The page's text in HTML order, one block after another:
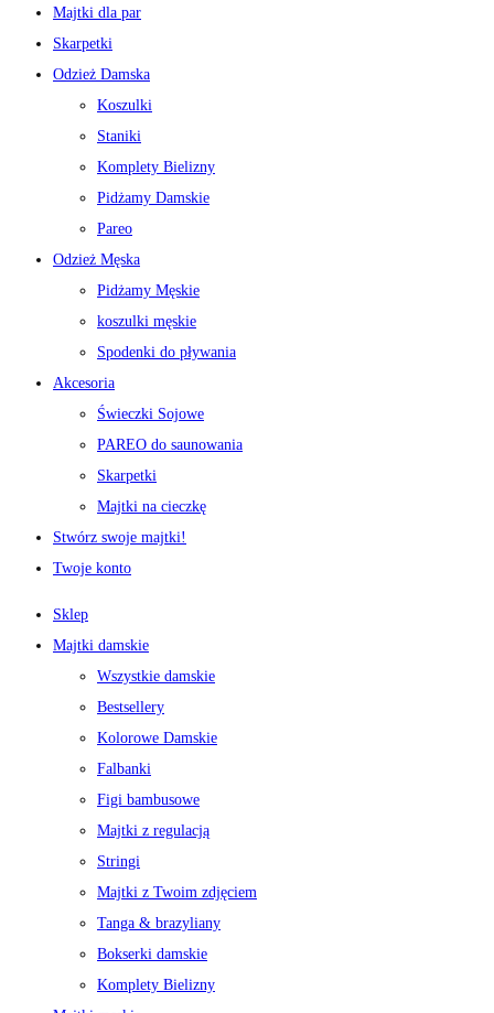
Majtki dla par
Skarpetki
Odzież Damska
Koszulki
Staniki
Komplety Bielizny
Pidżamy Damskie
Pareo
Odzież Męska
Pidżamy Męskie
koszulki męskie
Spodenki do pływania
Akcesoria
Świeczki Sojowe
PAREO do saunowania
Skarpetki
Majtki na cieczkę
Stwórz swoje majtki!
Twoje konto
Sklep
Majtki damskie
Wszystkie damskie
Bestsellery
Kolorowe Damskie
Falbanki
Figi bambusowe
Majtki z regulacją
Stringi
Majtki z Twoim zdjęciem
Tanga & brazyliany
Bokserki damskie
Komplety Bielizny